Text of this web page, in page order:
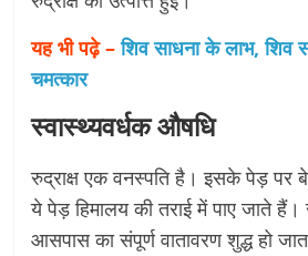
यह भी पढ़े – शिव साधना के लाभ, शिव
चमत्कार
स्वास्थ्यवर्धक औषधि
रुद्राक्ष एक वनस्पति है। इसके पेड़
ये पेड़ हिमालय की तराई में पाए जाते हैं।
आसपास का संपूर्ण वातावरण शुद्ध हो